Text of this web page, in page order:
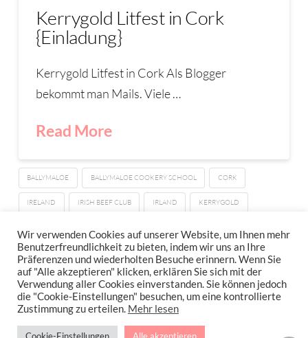
Kerrygold Litfest in Cork
{Einladung}
Kerrygold Litfest in Cork Als Blogger
bekommt man Mails. Viele …
Read More
BALLYMALOE BALLYMALOE COOKERY SCHOOL CORK
IRELAND IRISH BEEF CLUB IRLAND KERRYGOLD
IMPRESSUM
DATENSCHUTZERKLÄRUNG
NEWSLETTER DATENSCHUTZRICHTLINIEN
Stressfrei Und Gesund Genießen Mit Petra Hola-Schneider! Low Carb,
Wir verwenden Cookies auf unserer Website, um Ihnen mehr
Benutzerfreundlichkeit zu bieten, indem wir uns an Ihre
Präferenzen und wiederholten Besuche erinnern. Wenn Sie
auf "Alle akzeptieren" klicken, erklären Sie sich mit der
Verwendung aller Cookies einverstanden. Sie können jedoch
die "Cookie-Einstellungen" besuchen, um eine kontrollierte
Zustimmung zu erteilen. Mehr lesen